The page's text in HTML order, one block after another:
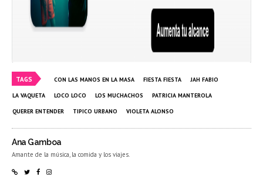
TAGS CON LAS MANOS EN LA MASA FIESTA FIESTA JAH FABIO
LA VAQUETA LOCO LOCO LOS MUCHACHOS PATRICIA MANTEROLA
QUERER ENTENDER TIPICO URBANO VIOLETA ALONSO
Ana Gamboa
Amante de la música, la comida y los viajes.